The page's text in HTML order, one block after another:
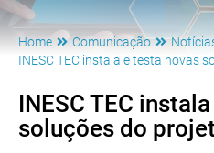
Home Comunicação
INESC TEC instala e testa novas
INESC TEC
soluções do